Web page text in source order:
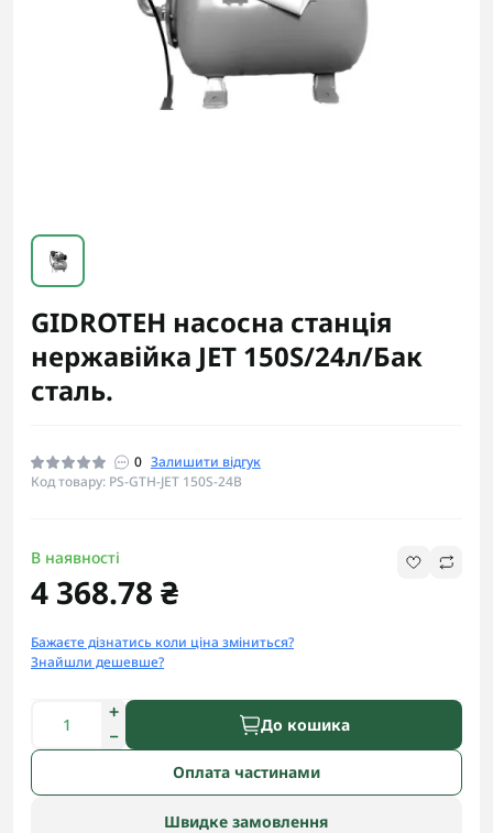
GIDROTEH насосна станція
нержавійка JET 150S/24л/Бак
сталь.
0 Залишити відгук
Код товару: PS-GTH-JET 150S-24B
В наявності
4 368.78 ₴
Бажаєте дізнатись коли ціна зміниться?
Знайшли дешевше?
До кошика
Оплата частинами
Швидке замовлення